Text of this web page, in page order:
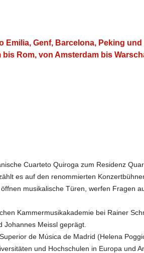
Emilia, Genf, Barcelona, Peking
Rom, von Amsterdam bis
Cuarteto Quiroga zum Residenz
es auf den renommierten
musikalische Türen, werfen Fragen
Kammermusikakademie bei Rainer
Johannes Meissl geprägt.
de Música de Madrid (Helena
und Hochschulen in Europa und